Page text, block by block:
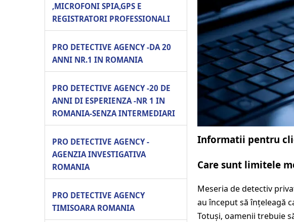
,MICROFONI SPIA,GPS E
REGISTRATORI PROFESSIONALI
PRO DETECTIVE AGENCY -DA 20
ANNI NR.1 IN ROMANIA
PRO DETECTIVE AGENCY -20 DE
ANNI DI ESPERIENZA -NR 1 IN
ROMANIA-SENZA INTERMEDIARI
PRO DETECTIVE AGENCY -
AGENZIA INVESTIGATIVA
ROMANIA
PRO DETECTIVE AGENCY
TIMISOARA ROMANIA
Informatii pentru
Care sunt limitele
Meseria de detectiv
au început să înțeleagă
Totuși, oamenii trebuie